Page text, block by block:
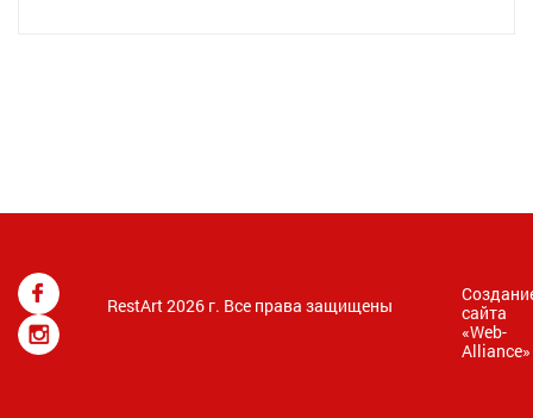
RestArt 2026 г. Все права защищены
сайта
«Web-
Alliance»